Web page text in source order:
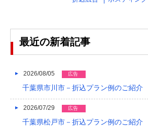
2023/02
2023/01
2022/12
最近の新着記事
2026/08/05 広告
千葉県市川市－折込プラン例のご紹介
2026/07/29 広告
千葉県松戸市－折込プラン例のご紹介